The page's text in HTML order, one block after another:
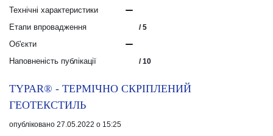
Технічні характеристики
Етапи впровадження
/ 5
Об'єкти
Наповненість публікації
/ 10
TYPAR® - ТЕРМІЧНО СКРІПЛЕНИЙ
ГЕОТЕКСТИЛЬ
опубліковано 27.05.2022 о 15:25